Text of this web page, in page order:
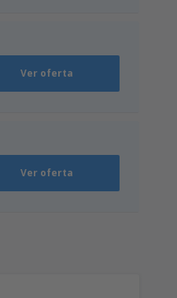
Ver oferta
Ver oferta